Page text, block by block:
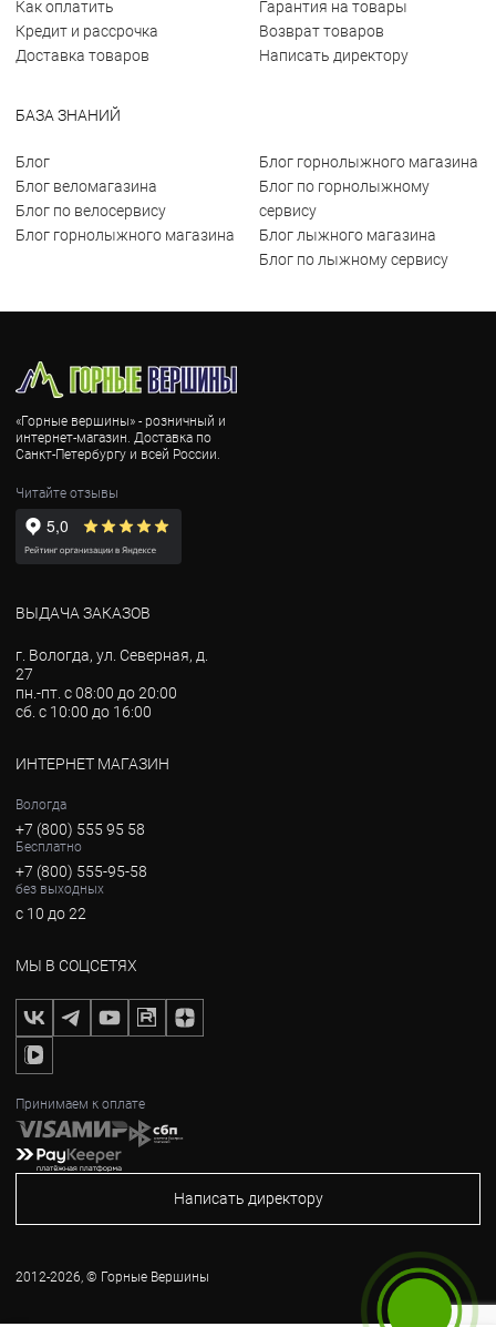
Как оплатить
Кредит и рассрочка
Доставка товаров
Гарантия на товары
Возврат товаров
Написать директору
БАЗА ЗНАНИЙ
Блог
Блог веломагазина
Блог по велосервису
Блог горнолыжного магазина
Блог горнолыжного магазина
Блог по горнолыжному
сервису
Блог лыжного магазина
Блог по лыжному сервису
«Горные вершины» - розничный и
интернет-магазин. Доставка по
Санкт-Петербургу и всей России.
Читайте отзывы
ВЫДАЧА ЗАКАЗОВ
г. Вологда, ул. Северная, д.
27
пн.-пт. с 08:00 до 20:00
сб. с 10:00 до 16:00
ИНТЕРНЕТ МАГАЗИН
Вологда
+7 (800) 555 95 58
Бесплатно
+7 (800) 555-95-58
без выходных
с 10 до 22
МЫ В СОЦСЕТЯХ
Принимаем к оплате
Написать директору
2012-2026, © Горные Вершины